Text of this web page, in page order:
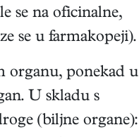
se na oficinalne,
se u farmakopeji).
organu, ponekad u
U skladu s
(biljne organe):